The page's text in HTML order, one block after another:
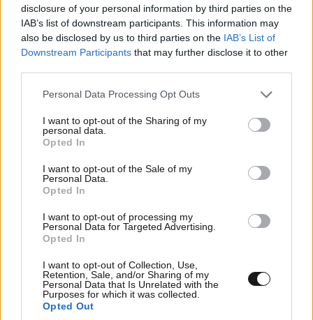
disclosure of your personal information by third parties on the
IAB’s list of downstream participants. This information may
also be disclosed by us to third parties on the IAB’s List of
Downstream Participants that may further disclose it to other
Please note that this website/app uses one or more Google
not limited to your visit or usage behaviour. You may click to
grant or deny consent to Google and its third-party tags to
use your data for below specified purposes in below Google
consent section.
Personal Data Processing Opt Outs
I want to opt-out of the Sharing of my
personal data.
Opted In
I want to opt-out of the Sale of my
Personal Data.
Opted In
I want to opt-out of processing my
Personal Data for Targeted Advertising.
Opted In
I want to opt-out of Collection, Use,
Retention, Sale, and/or Sharing of my
Personal Data that Is Unrelated with the
Purposes for which it was collected.
Opted Out
Διαβάστε και ακολουθήστε τους κανόνες σχολιασμού